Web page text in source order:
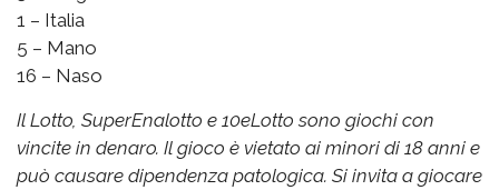
1 – Italia
5 – Mano
16 – Naso
Il Lotto, SuperEnalotto e 10eLotto sono giochi con
vincite in denaro. Il gioco è vietato ai minori di 18 anni e
può causare dipendenza patologica. Si invita a giocare